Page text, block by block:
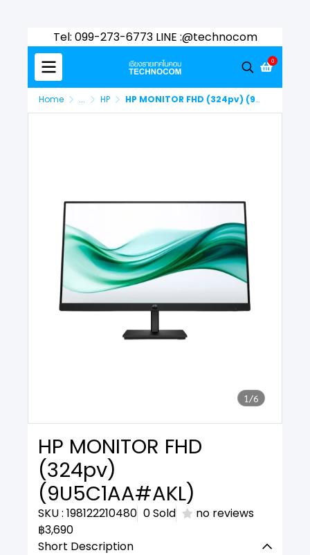
Tel: 099-273-6773 LINE :@technocom
0
Home ... HP HP MONITOR FHD (324pv) (9U5C1AA#AKL)
1/6
HP MONITOR FHD
(324pv)
(9U5C1AA#AKL)
SKU : 198122210480 0 Sold
no reviews
฿3,690
Short Description